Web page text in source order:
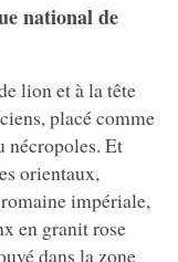
national de
lion et à la tête
placé comme
nécropoles. Et
orientaux,
impériale,
en granit rose
dans la zone